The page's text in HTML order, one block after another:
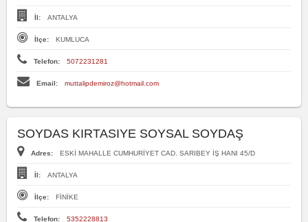
İl: ANTALYA
İlçe: KUMLUCA
Telefon: 5072231281
Email: muttalipdemiroz@hotmail.com
SOYDAS KIRTASIYE SOYSAL SOYDAŞ
Adres: ESKİ MAHALLE CUMHURİYET CAD. SARIBEY İŞ HANI 45/D
İl: ANTALYA
İlçe: FİNİKE
Telefon: 5352228813